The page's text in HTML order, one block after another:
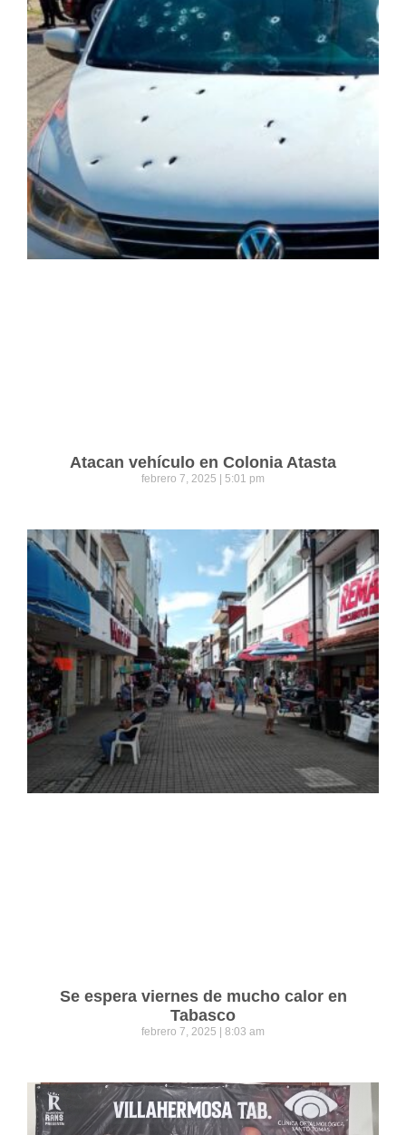
Atacan vehículo en Colonia Atasta
febrero 7, 2025 5:01 pm
Se espera viernes de mucho calor en
Tabasco
febrero 7, 2025 8:03 am